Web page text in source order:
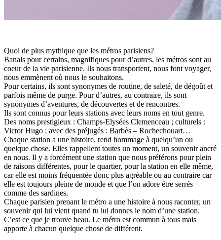
Quoi de plus mythique que les métros parisiens?
Banals pour certains, magnifiques pour d’autres, les métros sont au
coeur de la vie parisienne. Ils nous transportent, nous font voyager,
nous emmènent où nous le souhaitons.
Pour certains, ils sont synonymes de routine, de saleté, de dégoût et
parfois même de purge. Pour d’autres, au contraire, ils sont
synonymes d’aventures, de découvertes et de rencontres.
Ils sont connus pour leurs stations avec leurs noms en tout genre.
Des noms prestigieux : Champs-Elysées Clemenceau ; culturels :
Victor Hugo ; avec des préjugés : Barbès – Rochechouart…
Chaque station a une histoire, rend hommage à quelqu’un ou
quelque chose. Elles rappellent toutes un moment, un souvenir ancré
en nous. Il y a forcément une station que nous préférons pour plein
de raisons différentes, pour le quartier, pour la station en elle même,
car elle est moins fréquentée donc plus agréable ou au contraire car
elle est toujours pleine de monde et que l’on adore être serrés
comme des sardines.
Chaque parisien prenant le métro a une histoire à nous raconter, un
souvenir qui lui vient quand tu lui donnes le nom d’une station.
C’est ce que je trouve beau. Le métro est commun à tous mais
apporte à chacun quelque chose de différent.